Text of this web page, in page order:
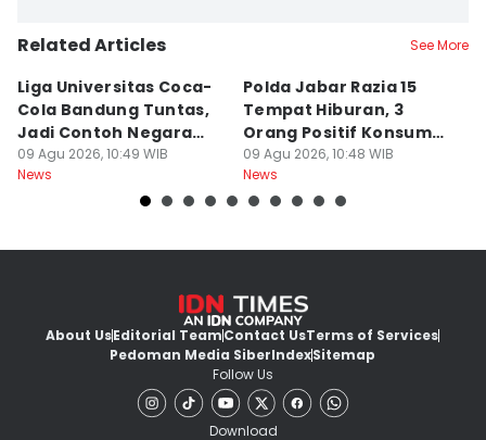
Related Articles See More
Liga Universitas Coca-
Cola Bandung Tuntas,
Jadi Contoh Negara
Lain
09 Agu 2026, 10:49 WIB
News
Polda Jabar Razia 15
Tempat Hiburan, 3
Orang Positif Konsumsi
Narkoba
09 Agu 2026, 10:48 WIB
News
About UsEditorial TeamContact UsTerms of Services
Pedoman Media SiberIndexSitemap
Follow Us
Download